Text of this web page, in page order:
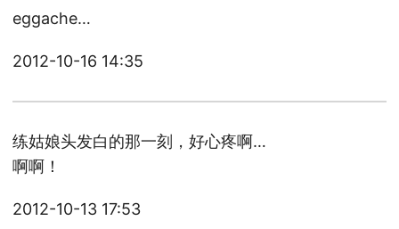
eggache…
2012-10-16 14:35
练姑娘头发白的那一刻，好心疼啊…
啊啊！
2012-10-13 17:53